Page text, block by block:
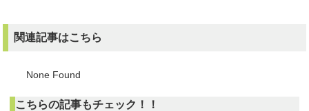
関連記事はこちら
None Found
こちらの記事もチェック！！